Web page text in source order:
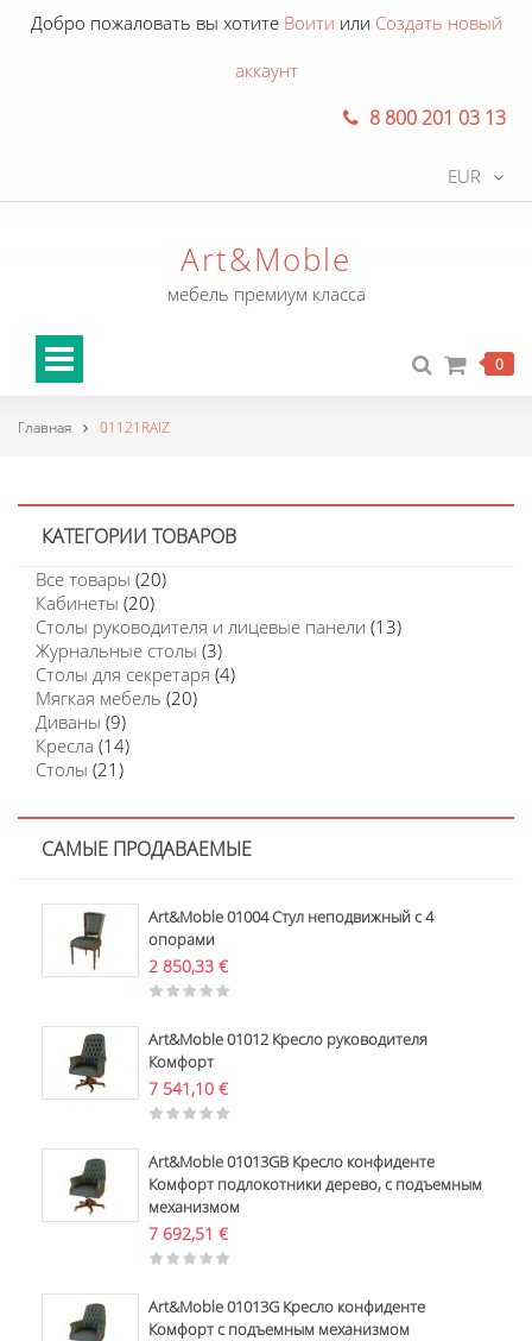
Добро пожаловать вы хотите Воити или Создать новый
аккаунт
8 800 201 03 13
EUR
Art&Moble
мебель премиум класса
0
Главная 01121RAIZ
КАТЕГОРИИ ТОВАРОВ
Все товары (20)
Кабинеты (20)
Столы руководителя и лицевые панели (13)
Журнальные столы (3)
Столы для секретаря (4)
Мягкая мебель (20)
Диваны (9)
Кресла (14)
Столы (21)
САМЫЕ ПРОДАВАЕМЫЕ
Art&Moble 01004 Стул неподвижный с 4
опорами
2 850,33 €
Art&Moble 01012 Кресло руководителя
Комфорт
7 541,10 €
Art&Moble 01013GB Кресло конфиденте
Комфорт подлокотники дерево, с подъемным
механизмом
7 692,51 €
Art&Moble 01013G Кресло конфиденте
Комфорт с подъемным механизмом